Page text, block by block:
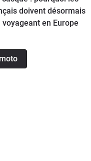
doivent désormais
en Europe